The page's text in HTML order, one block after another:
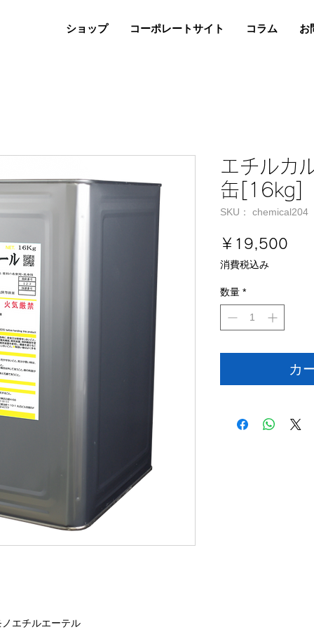
ショップ コーポレートサイト コラム お
エチルエーテル
エチルカ
缶[16kg]
SKU： chemical204
￥19,500
消費税込み
数量 *
カ